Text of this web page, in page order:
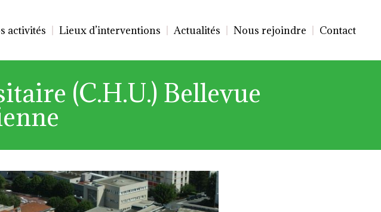
activités Lieux d’interventions Actualités Nous rejoindre Contact
(C.H.U.) Bellevue